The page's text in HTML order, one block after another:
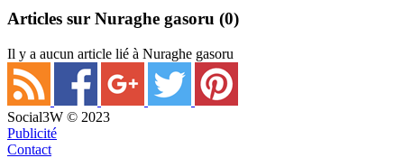
Articles sur Nuraghe gasoru (0)
Il y a aucun article lié à Nuraghe gasoru
Social3W © 2023
Publicité
Contact